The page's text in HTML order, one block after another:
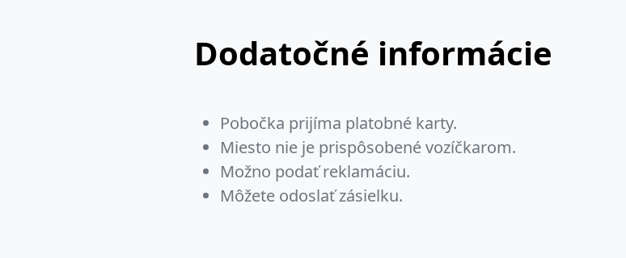
Dodatočné informácie
Pobočka prijíma platobné karty.
Miesto nie je prispôsobené vozíčkarom.
Možno podať reklamáciu.
Môžete odoslať zásielku.